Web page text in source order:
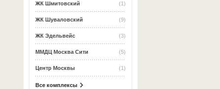
(1)
ЖК Шмитовский
(9)
ЖК Шуваловский
(3)
ЖК Эдельвейс
(5)
ММДЦ Москва Сити
(1)
Центр Москвы
Все комплексы